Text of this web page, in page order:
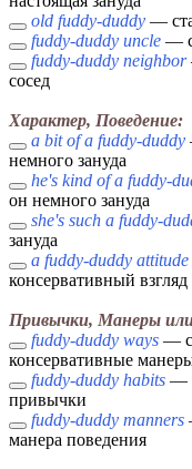
old fuddy-duddy —
fuddy-duddy uncle —
fuddy-duddy neighbor
сосед
Характер, Поведение:
a bit of a fuddy-duddy
немного зануда
he's kind of a fuddy-
он немного зануда
she's such a fuddy-
зануда
a fuddy-duddy attitude
консервативный взгляд
Привычки, Манеры
fuddy-duddy ways —
консервативные
fuddy-duddy habits —
привычки
fuddy-duddy manners
манера поведения